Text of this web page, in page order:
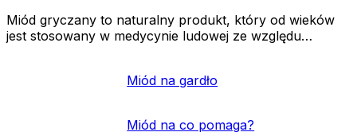
Miód gryczany to naturalny produkt, który od wieków
jest stosowany w medycynie ludowej ze względu…
Miód na gardło
Miód na co pomaga?